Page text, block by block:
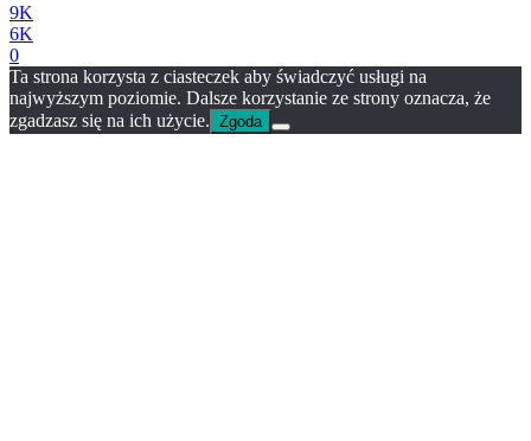
9K
6K
0
Ta strona korzysta z ciasteczek aby świadczyć usługi na
najwyższym poziomie. Dalsze korzystanie ze strony oznacza, że
zgadzasz się na ich użycie. Zgoda